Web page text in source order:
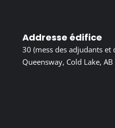
Addresse édifice
30 (mess des adjudants et
Queensway, Cold Lake, AB